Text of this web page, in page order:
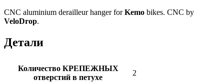
CNC aluminium derailleur hanger forKemo bikes. CNC by
VeloDrop.
Детали
Количество КРЕПЕЖНЫХ
отверстий в петухе
2